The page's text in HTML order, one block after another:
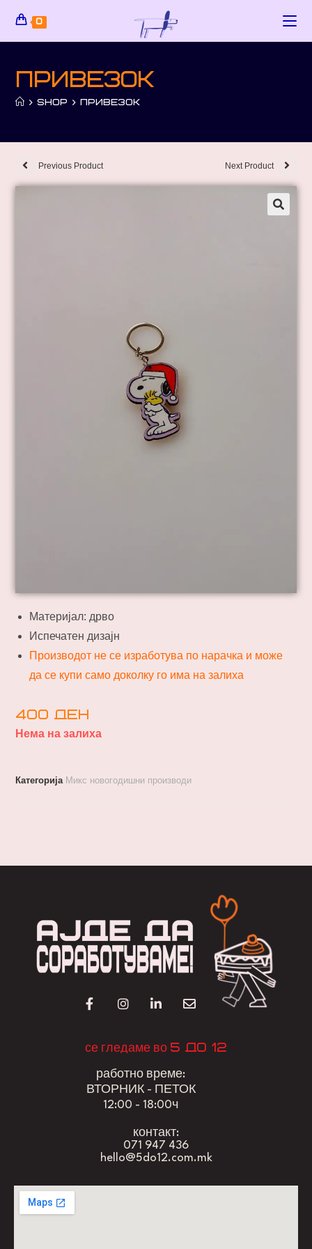
0
Привезок
> SHOP > ПРИВЕЗОК
Previous Product Next Product
Материјал: дрво
Испечатен дизајн
Производот не се изработува по нарачка и може
да се купи само доколку го има на залиха
400ден
Нема на залиха
Категорија Микс новогодишни производи
се гледаме во 5 до 12
работно време:
ВТОРНИК - ПЕТОК
12:00 - 18:00ч
контакт:
071 947 436
hello@5do12.com.mk